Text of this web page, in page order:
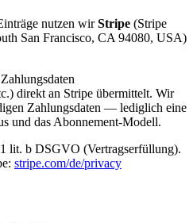
nutzen wirStripe (Stripe
San Francisco, CA 94080, USA)
direkt an Stripe übermittelt. Wir
Zahlungsdaten — lediglich eine
und das Abonnement-Modell.
lit. b DSGVO (Vertragserfüllung).
stripe.com/de/privacy